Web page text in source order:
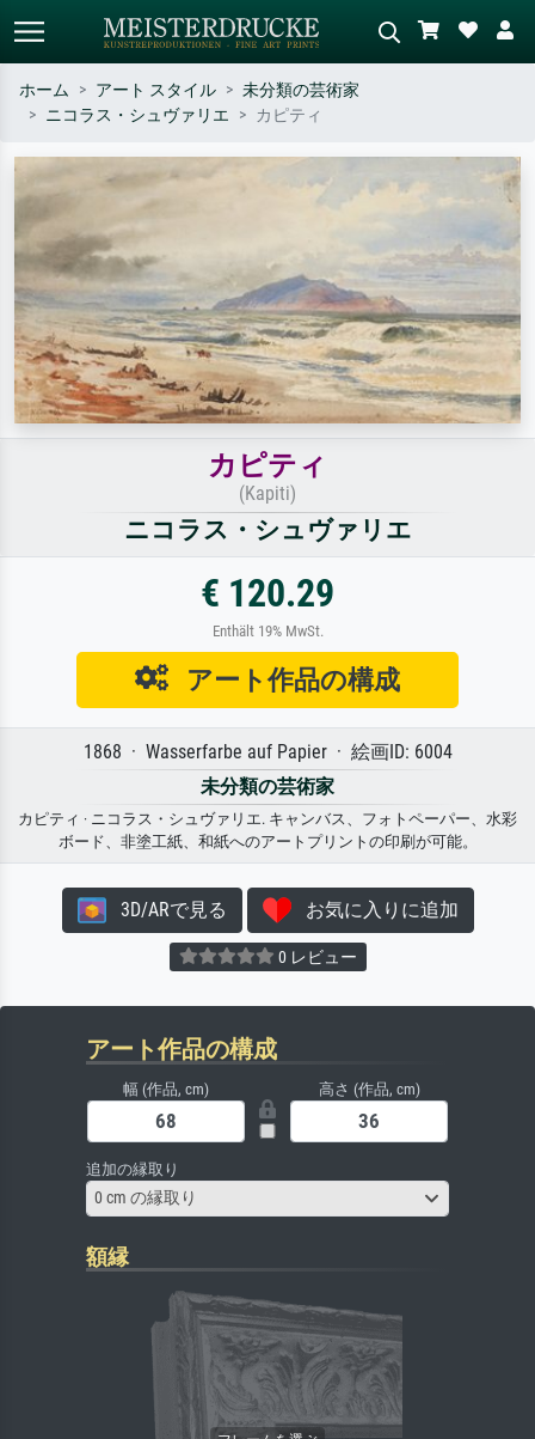
作家名・作品名・スタイルで検索
– 例：モネ、星月夜、印象派、北
斎の波、ヌード。
シーンを説明してください – 例：
緑の草原、赤の多い抽象画、暗い
ホーム アート スタイル
未分類の芸術家
ニコラス・シュヴァリエ
カピティ
カピティ
(Kapiti)
ニコラス・シュヴァリエ
€ 120.29
Enthält 19% MwSt.
アート作品の構成
1868 · Wasserfarbe auf Papier · 絵画ID: 6004
未分類の芸術家
カピティ · ニコラス・シュヴァリエ. キャンバス、フォトペーパー、水彩
ボード、非塗工紙、和紙へのアートプリントの印刷が可能。
3D/ARで見る お気に入りに追加
0 レビュー
アート作品の構成
幅 (作品, cm) 高さ (作品, cm)
追加の縁取り
0 cm の縁取り
額縁